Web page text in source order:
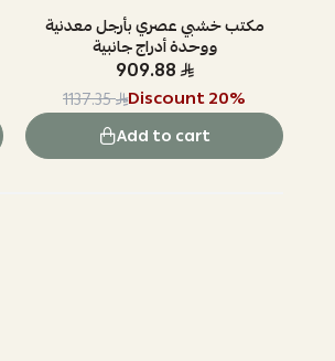
مكتب خشبي عصري بأرجل معدنية
ووحدة أدراج جانبية
909.88
1137.35 Discount20%
Add to cart